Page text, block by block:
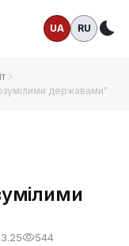
UA RU
державами"
544